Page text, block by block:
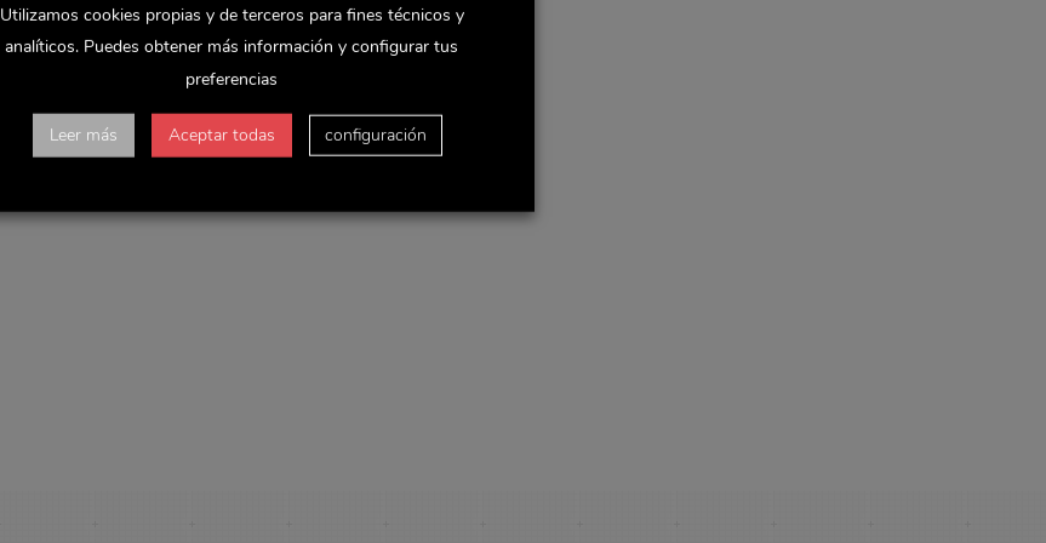
Utilizamos cookies propias y de terceros para fines técnicos y
analíticos. Puedes obtener más información y configurar tus
preferencias
Leer más Aceptar todas configuración